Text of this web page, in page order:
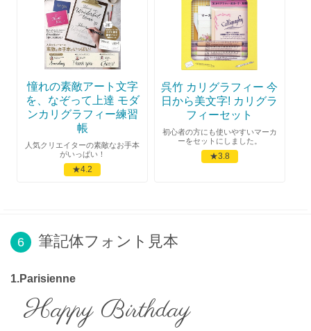
憧れの素敵アート文字
を、なぞって上達 モダ
ンカリグラフィー練習
帳
人気クリエイターの素敵なお手本
がいっぱい！
★4.2
呉竹 カリグラフィー 今
日から美文字! カリグラ
フィーセット
初心者の方にも使いやすいマーカ
ーをセットにしました。
★3.8
6 筆記体フォント見本
1.Parisienne
Happy Birthday